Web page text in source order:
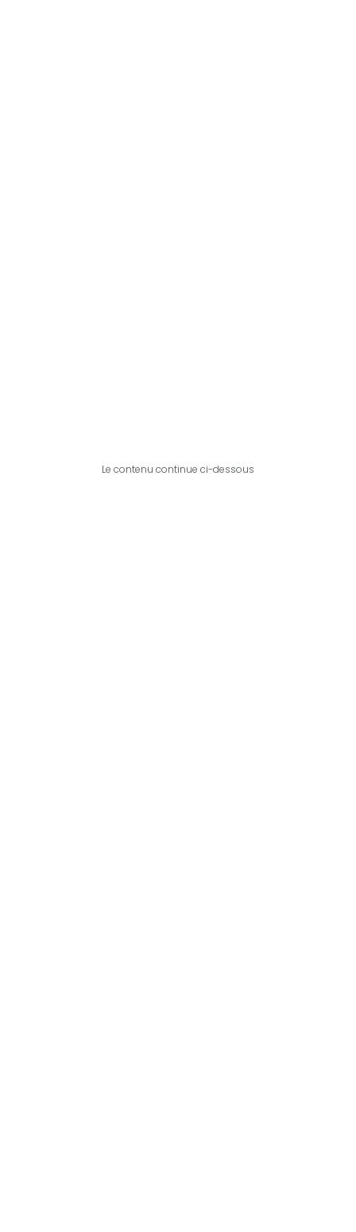
Le contenu continue ci-dessous